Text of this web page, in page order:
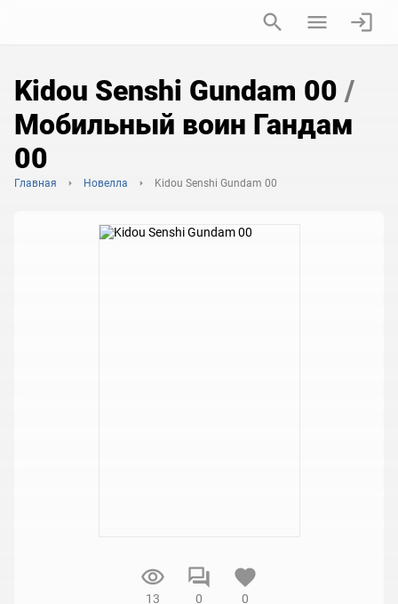
Kidou Senshi Gundam 00 /
Мобильный воин Гандам
00
Главная Новелла Kidou Senshi Gundam 00
13 0 0